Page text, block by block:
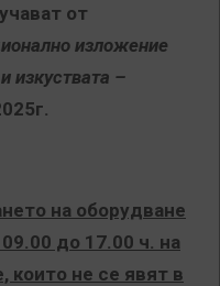
от
изложение
изкуствата –
на оборудване
до 17.00 ч. на
които не се явят в